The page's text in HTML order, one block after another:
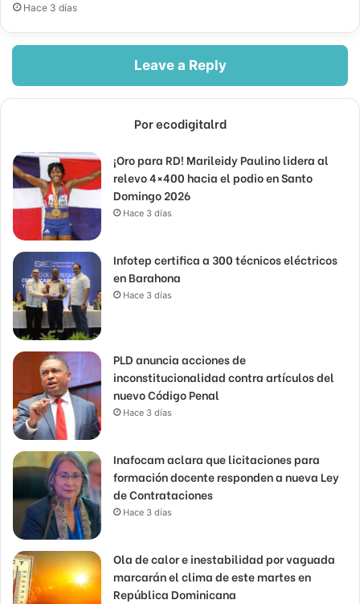
Hace 3 días
Leave a Reply
Por ecodigitalrd
¡Oro para RD! Marileidy Paulino lidera al
relevo 4×400 hacia el podio en Santo
Domingo 2026
Hace 3 días
Infotep certifica a 300 técnicos eléctricos
en Barahona
Hace 3 días
PLD anuncia acciones de
inconstitucionalidad contra artículos del
nuevo Código Penal
Hace 3 días
Inafocam aclara que licitaciones para
formación docente responden a nueva Ley
de Contrataciones
Hace 3 días
Ola de calor e inestabilidad por vaguada
marcarán el clima de este martes en
República Dominicana